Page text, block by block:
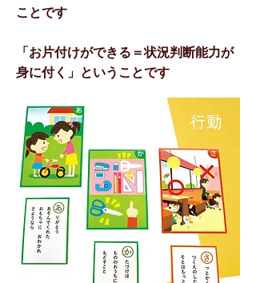
ことです
​「お片付けができる＝状況判断能力が
身に付く」ということです